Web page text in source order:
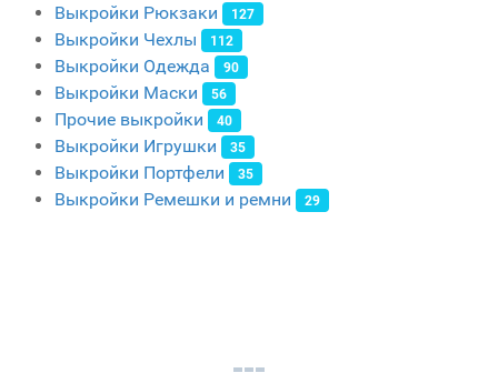
Выкройки Рюкзаки 127
Выкройки Чехлы 112
Выкройки Одежда 90
Выкройки Маски 56
Прочие выкройки 40
Выкройки Игрушки 35
Выкройки Портфели 35
Выкройки Ремешки и ремни 29